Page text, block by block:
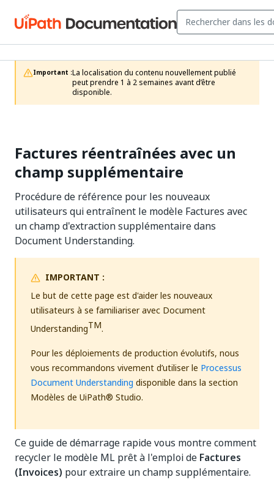
Important :La localisation du contenu nouvellement publié
peut prendre 1 à 2 semaines avant d’être
disponible.
Factures réentraînées avec un
champ supplémentaire
Procédure de référence pour les nouveaux
utilisateurs qui entraînent le modèle Factures avec
un champ d'extraction supplémentaire dans
Document Understanding.
IMPORTANT :
Le but de cette page est d'aider les nouveaux
utilisateurs à se familiariser avec Document
UnderstandingTM.
Pour les déploiements de production évolutifs, nous
vous recommandons vivement d’utiliser le Processus
Document Understanding disponible dans la section
Modèles de UiPath® Studio.
Ce guide de démarrage rapide vous montre comment
recycler le modèle ML prêt à l'emploi de Factures
(Invoices) pour extraire un champ supplémentaire.